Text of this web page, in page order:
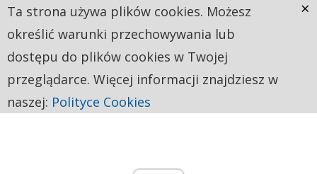
Ta strona używa plików cookies. Możesz
określić warunki przechowywania lub
dostępu do plików cookies w Twojej
przeglądarce. Więcej informacji znajdziesz w
naszej: Polityce Cookies
×